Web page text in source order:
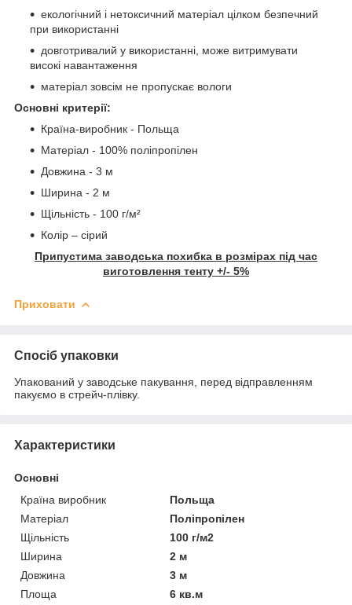
екологічний і нетоксичний матеріал цілком безпечний
при використанні
довготривалий у використанні, може витримувати
високі навантаження
матеріал зовсім не пропускає вологи
Основні критерії:
Країна-виробник - Польща
Матеріал - 100% поліпропілен
Довжина - 3 м
Ширина - 2 м
Щільність - 100 г/м²
Колір – сірий
Припустима заводська похибка в розмірах під час
виготовлення тенту +/- 5%
Приховати
Спосіб упаковки
Упакований у заводське пакування, перед відправленням
пакуємо в стрейч-плівку.
Характеристики
Основні
Країна виробник
Польща
Матеріал
Поліпропілен
Щільність
100 г/м2
Ширина
2 м
Довжина
3 м
Площа
6 кв.м